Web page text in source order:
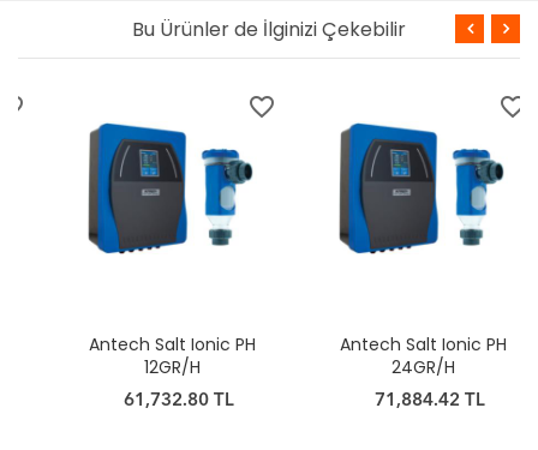
Bu Ürünler de İlginizi Çekebilir
Antech Salt Ionic PH
12GR/H
61,732.80 TL
Antech Salt Ionic PH
24GR/H
71,884.42 TL